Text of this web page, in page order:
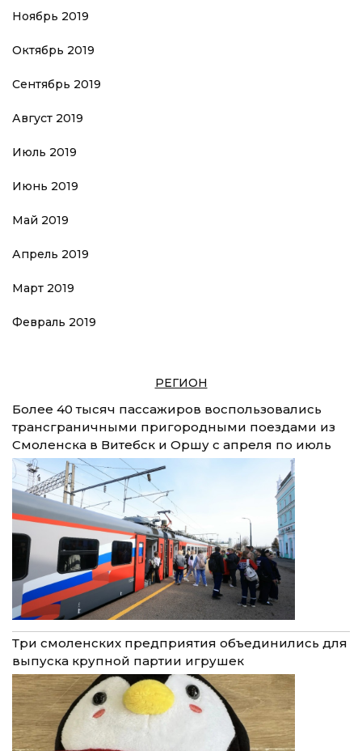
Ноябрь 2019
Октябрь 2019
Сентябрь 2019
Август 2019
Июль 2019
Июнь 2019
Май 2019
Апрель 2019
Март 2019
Февраль 2019
РЕГИОН
Более 40 тысяч пассажиров воспользовались
трансграничными пригородными поездами из
Смоленска в Витебск и Оршу с апреля по июль
Три смоленских предприятия объединились для
выпуска крупной партии игрушек